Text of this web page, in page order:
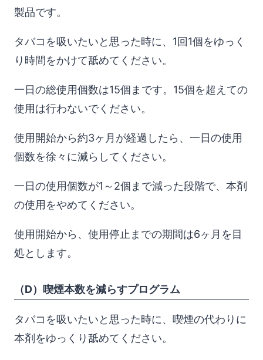
製品です。
タバコを吸いたいと思った時に、1回1個をゆっく
り時間をかけて舐めてください。
一日の総使用個数は15個まです。15個を超えての
使用は行わないでください。
使用開始から約3ヶ月が経過したら、一日の使用
個数を徐々に減らしてください。
一日の使用個数が1～2個まで減った段階で、本剤
の使用をやめてください。
使用開始から、使用停止までの期間は6ヶ月を目
処とします。
（D）喫煙本数を減らすプログラム
タバコを吸いたいと思った時に、喫煙の代わりに
本剤をゆっくり舐めてください。